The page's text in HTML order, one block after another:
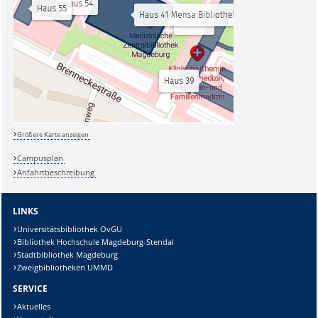
Größere Karte anzeigen
Campusplan
Anfahrtbeschreibung
LINKS
Universitätsbibliothek OvGU
Bibliothek Hochschule Magdeburg-Stendal
Stadtbibliothek Magdeburg
Zweigbibliotheken UMMD
SERVICE
Aktuelles